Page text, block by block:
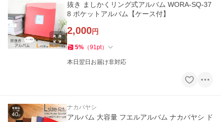
抜き ましかくリング式アルバム WORA-SQ-37
8 ポケットアルバム【ケース付】
2,000円
5% （91pt）
本日翌日お届け非対応
ナカバヤシ
アルバム 大容量 フエルアルバム ナカバヤシ ド